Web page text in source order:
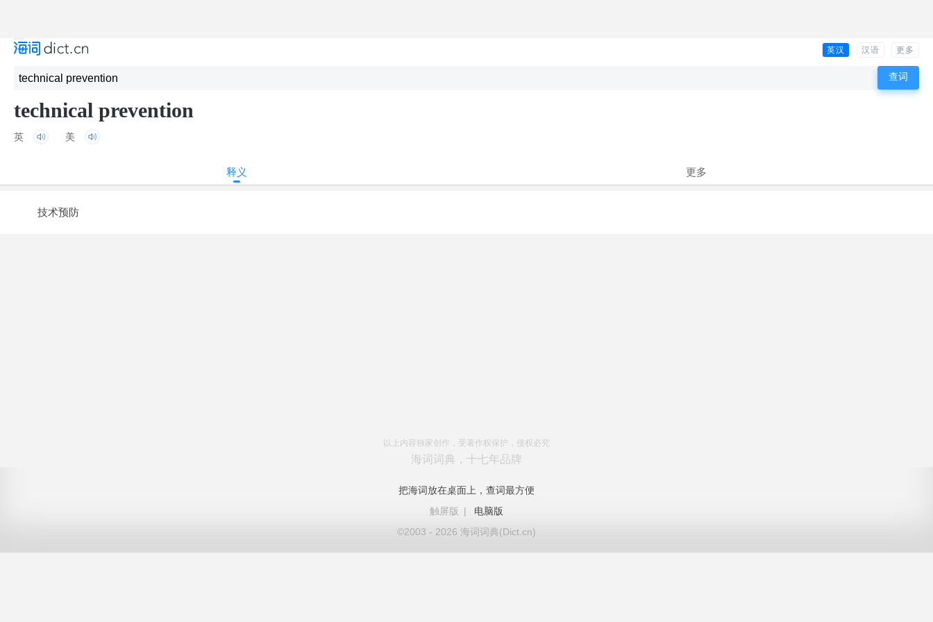
英汉 汉语 更多
technical prevention
英 美
释义 更多
技术预防
以上内容独家创作，受著作权保护，侵权必究
海词词典，十七年品牌
把海词放在桌面上，查词最方便
触屏版
|
电脑版
©2003 - 2026 海词词典(Dict.cn)